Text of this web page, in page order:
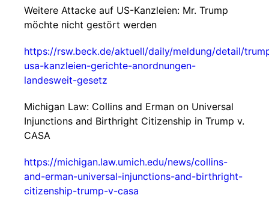
Weitere Attacke auf US-Kanzleien: Mr. Trump
möchte nicht gestört werden
https://rsw.beck.de/aktuell/daily/meldung/detail/
usa-kanzleien-gerichte-anordnungen-
landesweit-gesetz
Michigan Law: Collins and Erman on Universal
Injunctions and Birthright Citizenship in Trump v.
CASA
https://michigan.law.umich.edu/news/collins-
and-erman-universal-injunctions-and-birthright-
citizenship-trump-v-casa